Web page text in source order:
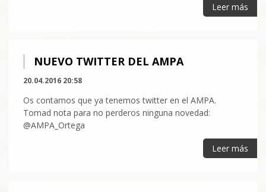
Leer más
NUEVO TWITTER DEL AMPA
20.04.2016 20:58
Os contamos que ya tenemos twitter en el AMPA.
Tomad nota para no perderos ninguna novedad:
@AMPA_Ortega
Leer más